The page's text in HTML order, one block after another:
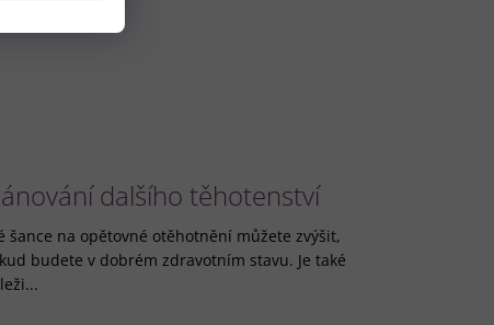
dalšího těhotenství
šance na opětovné otěhotnění můžete zvýšit,
budete v dobrém zdravotním stavu. Je také